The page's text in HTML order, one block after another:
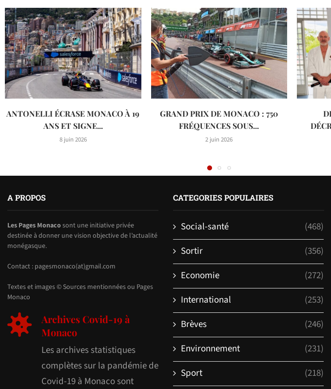
ANTONELLI ÉCRASE MONACO À 19
ANS ET SIGNE...
8 juin 2026
GRAND PRIX DE MONACO : 750
FRÉQUENCES SOUS...
2 juin 2026
A PROPOS
Les Pages Monacosont une initiative privée
destinée à donner une vision objective de l’actualité
monégasque.
Contact : pagesmonaco(at)gmail.com
Textes et images © Sources mentionnées ou Pages
Monaco
Archives Covid-19 à
Monaco
Les archives statistiques
complètes sur la pandémie de
Covid-19 à Monaco sont
CATEGORIES POPULAIRES
Social-santé
(468)
Sortir
(356)
Economie
(272)
International
(253)
Brèves
(246)
Environnement
(231)
Sport
(218)